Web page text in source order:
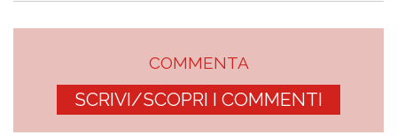
COMMENTA
SCRIVI/SCOPRI I COMMENTI